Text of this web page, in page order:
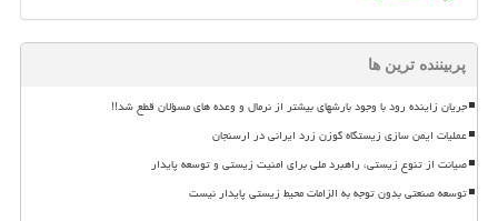
پربیننده ترین ها
جریان زاینده رود با وجود بارشهای بیشتر از نرمال و وعده های مسؤلان قطع شد!!
عملیات ایمن سازی زیستگاه گوزن زرد ایرانی در ارسنجان
صیانت از تنوع زیستی، راهبرد ملی برای امنیت زیستی و توسعه پایدار
توسعه صنعتی بدون توجه به الزامات محیط زیستی پایدار نیست